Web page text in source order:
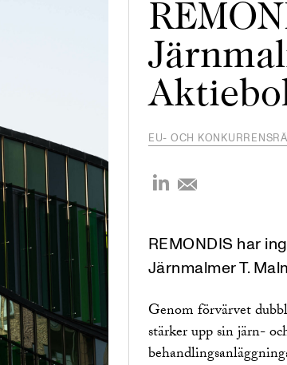
EU- OCH
REMONDIS har
Järnmalmer T.
Genom förvärvet
stärker upp sin järn-